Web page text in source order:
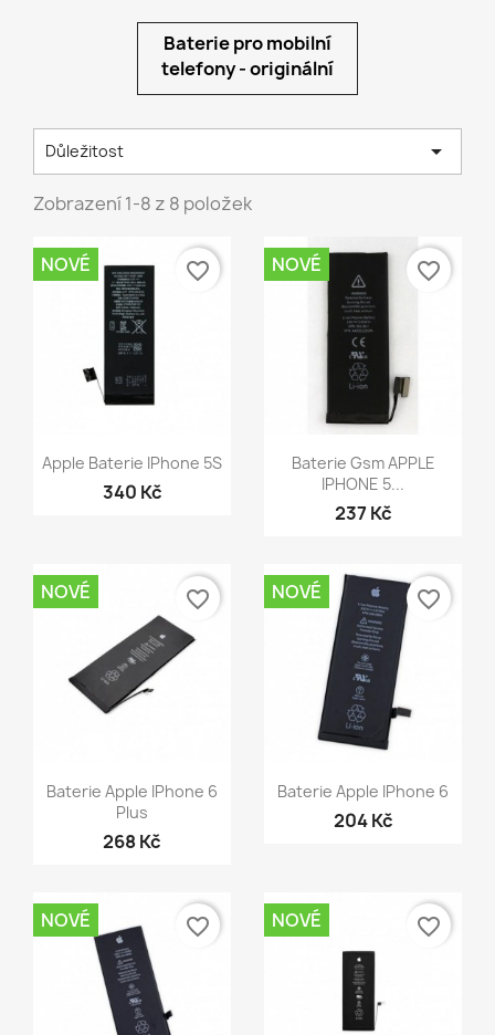
Baterie pro mobilní
telefony - originální
Důležitost 
Zobrazení 1-8 z 8 položek
 Rychlý náhled
Apple Baterie IPhone 5S
340 Kč
NOVÉ favorite_border
Rychlý náhled
Baterie Gsm APPLE
IPHONE 5...
237 Kč
NOVÉ favorite_border
Rychlý náhled
Baterie Apple IPhone 6
Plus
268 Kč
NOVÉ favorite_border
Rychlý náhled
Baterie Apple IPhone 6
204 Kč
NOVÉ favorite_border
NOVÉ favorite_border NOVÉ favorite_border